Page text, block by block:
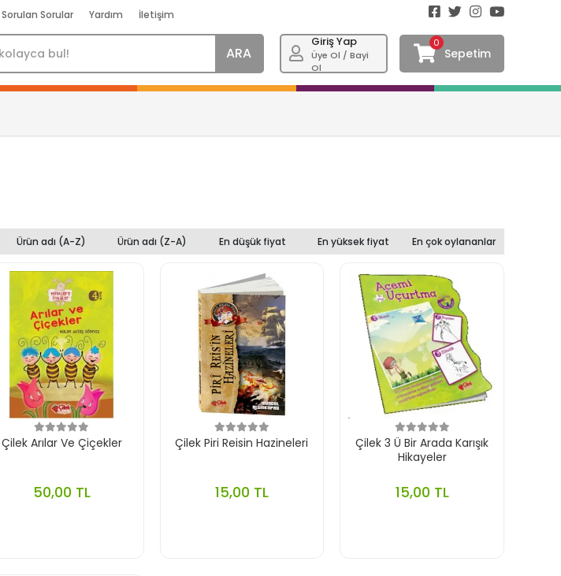
Sorulan Sorular Yardım İletişim
ARA
Giriş Yap
Üye Ol / Bayi
Ol
0
Sepetim
Ürün adı (A-Z) Ürün adı (Z-A) En düşük fiyat En yüksek fiyat En çok oylananlar
Çilek Arılar Ve Çiçekler
50,00 TL
Çilek Piri Reisin Hazineleri
15,00 TL
Çilek 3 Ü Bir Arada Karışık
Hikayeler
15,00 TL